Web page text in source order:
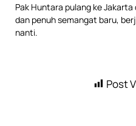
Pak Huntara pulang ke
dan penuh semangat baru,
nanti.
Post